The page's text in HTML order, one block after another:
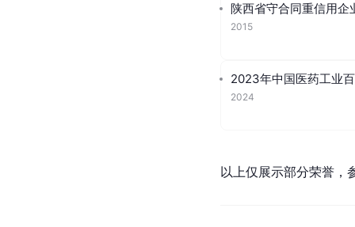
陕西省守合同重信用企
2015
2023年中国医药工业
2024
以上仅展示部分荣誉，